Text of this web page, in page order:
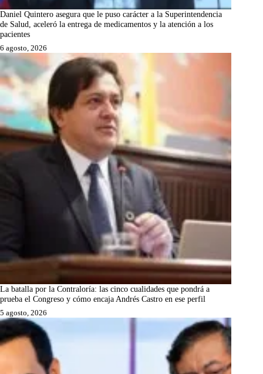
Daniel Quintero asegura que le puso carácter a la Superintendencia
de Salud, aceleró la entrega de medicamentos y la atención a los
pacientes
6 agosto, 2026
La batalla por la Contraloría: las cinco cualidades que pondrá a
prueba el Congreso y cómo encaja Andrés Castro en ese perfil
5 agosto, 2026